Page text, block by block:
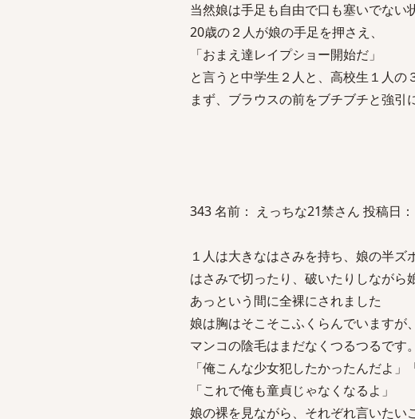
当然娘は手足も自由で口も塞いでない
20歳の２人が娘の手足を押さえ、
「おまえ達レイプショー開始だ」
と言うと中学生２人と、高校生１人の
まず、ブラウスの前をブチブチと強引
343 名前： えっちな21禁さん 投稿日
１人は大きなはさみを持ち、娘の半
はさみで切ったり、破いたりしながら
あっという間に全裸にされました
娘は胸はそこそこふくらんでいますが
マンコの陰毛はまだなくつるつるです。
「俺こんな少女犯したかったんだよ」
「これで俺も童貞じゃなくなるよ」
娘の裸を見ながら、それぞれ言いたい